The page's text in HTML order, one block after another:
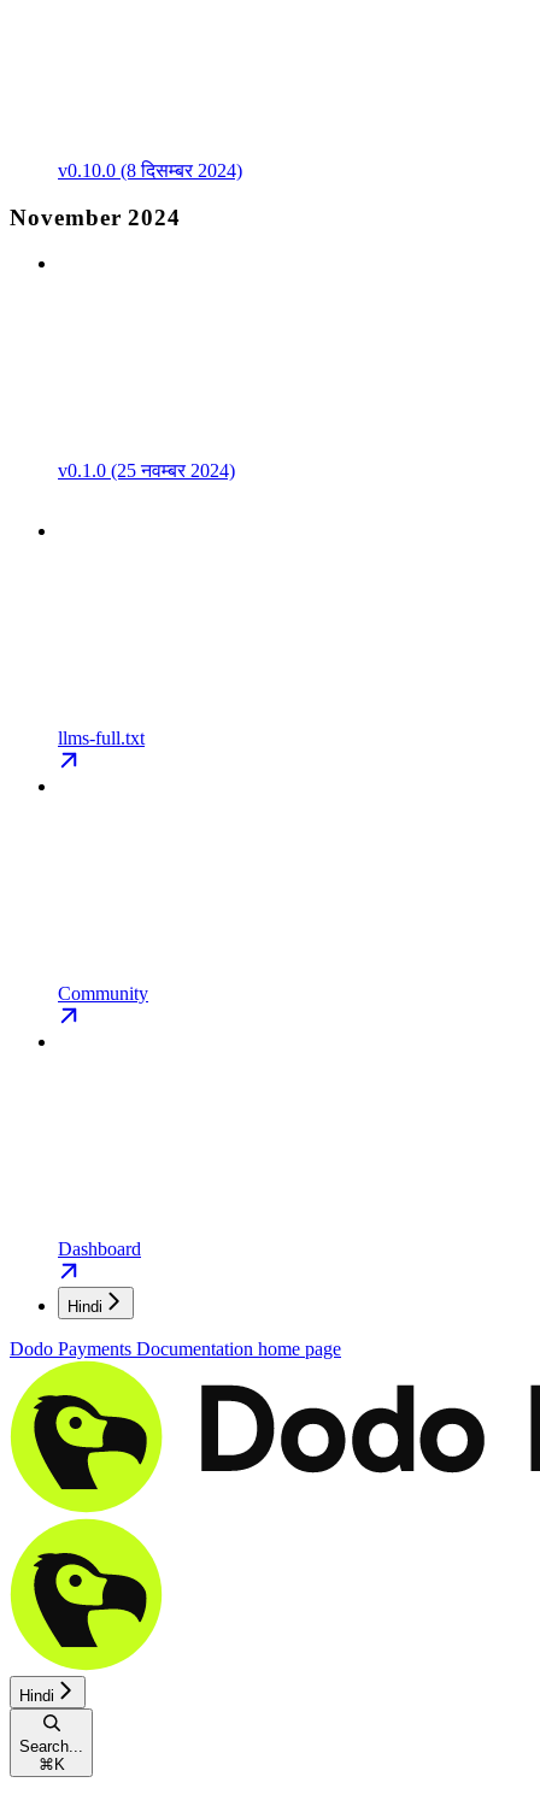
v0.10.0 (8 दिसम्बर 2024)
November 2024
v0.1.0 (25 नवम्बर 2024)
llms-full.txt
Community
Dashboard
Hindi
Dodo Payments Documentation home page
Hindi
Search...
⌘ K